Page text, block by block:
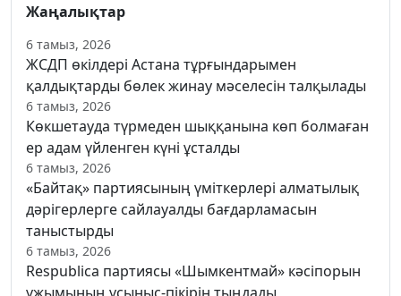
Жаңалықтар
6 тамыз, 2026
ЖСДП өкілдері Астана тұрғындарымен
қалдықтарды бөлек жинау мәселесін талқылады
6 тамыз, 2026
Көкшетауда түрмеден шыққанына көп болмаған
ер адам үйленген күні ұсталды
6 тамыз, 2026
«Байтақ» партиясының үміткерлері алматылық
дәрігерлерге сайлауалды бағдарламасын
таныстырды
6 тамыз, 2026
Respublica партиясы «Шымкентмай» кәсіпорын